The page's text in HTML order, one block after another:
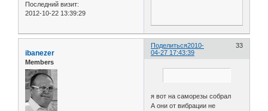
Последний визит:
2012-10-22 13:39:29
Поделиться 33
2010-
04-27 17:43:39
ibanezer
Members
я вот на саморезы собрал
А они от вибрации не